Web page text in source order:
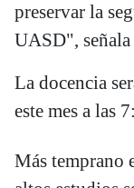
preservar la
UASD", señala
La docencia
este mes a las
Más temprano